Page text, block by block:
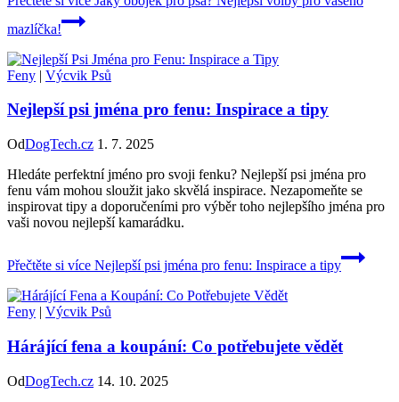
mazlíčka!
Feny | Výcvik Psů
Nejlepší psi jména pro fenu: Inspirace a tipy
OdDogTech.cz 1. 7. 2025
Hledáte perfektní jméno pro svoji fenku? Nejlepší psi jména pro
fenu vám mohou sloužit jako skvělá inspirace. Nezapomeňte se
inspirovat tipy a doporučeními pro výběr toho nejlepšího jména pro
vaši novou nejlepší kamarádku.
Přečtěte si více Nejlepší psi jména pro fenu: Inspirace a tipy
Feny | Výcvik Psů
Hárájící fena a koupání: Co potřebujete vědět
OdDogTech.cz 14. 10. 2025